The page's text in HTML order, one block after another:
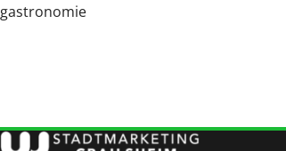
gastronomie